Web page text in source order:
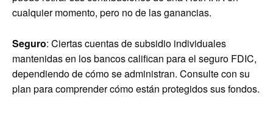
cualquier momento, pero no de las ganancias.
Seguro: Ciertas cuentas de subsidio individuales
mantenidas en los bancos califican para el seguro FDIC,
dependiendo de cómo se administran. Consulte con su
plan para comprender cómo están protegidos sus fondos.